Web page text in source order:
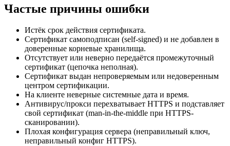
Частые причины ошибки
Истёк срок действия сертификата.
Сертификат самоподписан (self-signed) и не добавлен в
доверенные корневые хранилища.
Отсутствует или неверно передаётся промежуточный
сертификат (цепочка неполная).
Сертификат выдан непроверяемым или недоверенным
центром сертификации.
На клиенте неверные системные дата и время.
Антивирус/прокси перехватывает HTTPS и подставляет
свой сертификат (man-in-the-middle при HTTPS-
сканировании).
Плохая конфигурация сервера (неправильный ключ,
неправильный конфиг HTTPS).